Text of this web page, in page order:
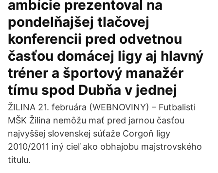
ambície prezentoval na
pondelňajšej tlačovej
konferencii pred odvetnou
časťou domácej ligy aj hlavný
tréner a športový manažér
tímu spod Dubňa v jednej
ŽILINA 21. februára (WEBNOVINY) – Futbalisti
MŠK Žilina nemôžu mať pred jarnou časťou
najvyššej slovenskej súťaže Corgoň ligy
2010/2011 iný cieľ ako obhajobu majstrovského
titulu.